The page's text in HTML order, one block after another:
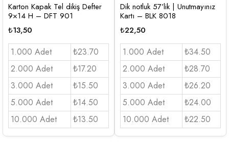
Karton Kapak Tel dikiş Defter
9×14 H – DFT 901
₺13,50
1.000 Adet
₺23.70
2.000 Adet
₺17.20
3.000 Adet
₺15.50
5.000 Adet
₺14.50
10.000 Adet
₺13.50
Dik notluk 57’lik | Unutmayınız
Kartı – BLK 8018
₺22,50
1.000 Adet
₺34.50
2.000 Adet
₺28.70
3.000 Adet
₺26.20
5.000 Adet
₺24.00
10.000 Adet
₺22.50